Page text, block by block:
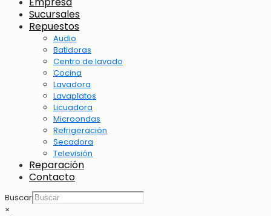
Sucursales
Repuestos
Audio
Batidoras
Centro de lavado
Cocina
Lavadora
Lavaplatos
Licuadora
Microondas
Refrigeración
Secadora
Televisión
Reparación
Contacto
Buscar
×